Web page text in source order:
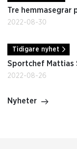
Tre hemmasegrar
2022-08-30
Tidigare nyhet
Sportchef Mattias
2022-08-26
Nyheter